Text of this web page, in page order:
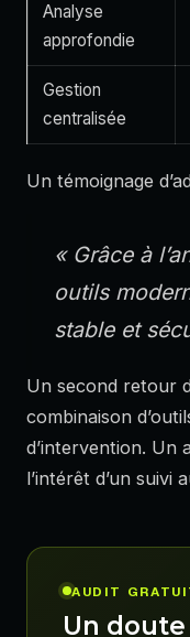
Analyse
approfondie
Gestion
centralisée
Un témoignage
« Grâce à
outils
stable et
Un second retour
combinaison
d’intervention. Un
l’intérêt d’un suivi
AUDIT
Un